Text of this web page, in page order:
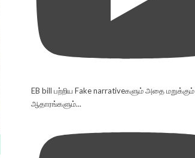
EB bill பற்றிய Fake narrativeகளும் அதை மறுக்கும்
ஆதாரங்களும்...